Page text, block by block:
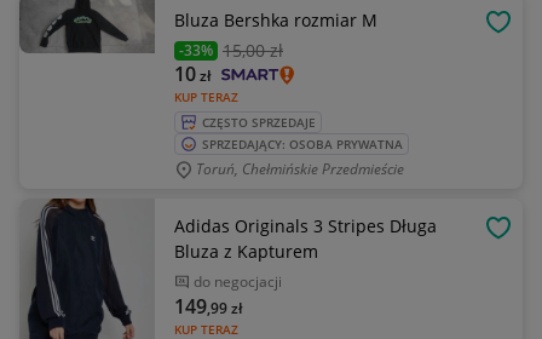
Bluza Bershka rozmiar M
-33% 15,00 zł
KUP TERAZ
10zł
CZĘSTO SPRZEDAJE
SPRZEDAJĄCY: OSOBA PRYWATNA
Toruń, Chełmińskie Przedmieście
Adidas Originals 3 Stripes Długa
Bluza z Kapturem
do negocjacji
KUP TERAZ
149,99zł